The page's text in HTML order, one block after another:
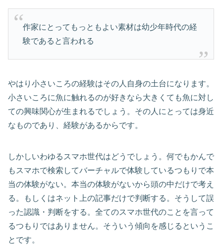
作家にとってもっともよい素材は幼少年時代の経
験であると言われる
やはり小さいころの経験はその人自身の土台になります。
小さいころに魚に触れるのが好きなら大きくても魚に対し
ての興味関心が生まれるでしょう。その人にとっては身近
なものであり、経験があるからです。
しかしいわゆるスマホ世代はどうでしょう。何でもかんで
もスマホで検索してバーチャルで体験しているつもりで本
当の体験がない。本当の体験がないから頭の中だけで考え
る。もしくはネット上の記事だけで判断する。そうして誤
った認識・判断をする。全てのスマホ世代のことを言って
るつもりではありません。そういう傾向を感じるというこ
とです。